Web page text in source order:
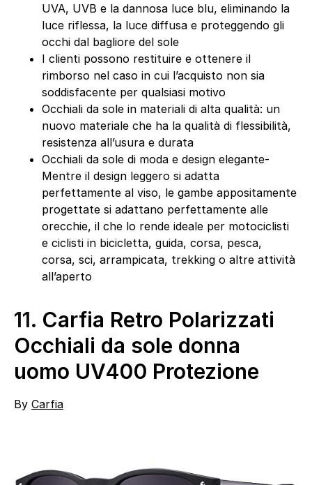
UVA, UVB e la dannosa luce blu, eliminando la
luce riflessa, la luce diffusa e proteggendo gli
occhi dal bagliore del sole
I clienti possono restituire e ottenere il
rimborso nel caso in cui l’acquisto non sia
soddisfacente per qualsiasi motivo
Occhiali da sole in materiali di alta qualità: un
nuovo materiale che ha la qualità di flessibilità,
resistenza all’usura e durata
Occhiali da sole di moda e design elegante-
Mentre il design leggero si adatta
perfettamente al viso, le gambe appositamente
progettate si adattano perfettamente alle
orecchie, il che lo rende ideale per motociclisti
e ciclisti in bicicletta, guida, corsa, pesca,
corsa, sci, arrampicata, trekking o altre attività
all’aperto
11. Carfia Retro Polarizzati
Occhiali da sole donna
uomo UV400 Protezione
By Carfia